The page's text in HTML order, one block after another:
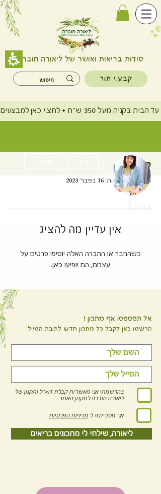
סודות בריאות ואושר של ליאורה חוברה
קבע.י תור
ש"ח + לחצ.י כאן למבצעים
Liora
פרופיל
תאריך הצטרפות: 16 בפבר׳ 2023
אין עדיין מה להציג
כשהחבר או החברה האלה יוסיפו פרטים על
עצמם, הם יופיעו כאן.
אל תפספסו אף מתכון !
הרשמו כאן לקבל כל מתכון חדש לתיבת המייל
בהרשמתי אני מאשר/ת קבלת דוא"ל ותקנון של
ליאורה חוברהלתקנון האתר
אני מסכימ.ה ל מדיניות הפרטיות
ליאורה, שילחי לי מתכונים בריאים